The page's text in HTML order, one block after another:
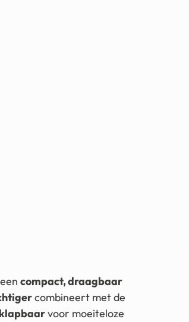
compact, draagbaar
combineert met de
voor moeiteloze